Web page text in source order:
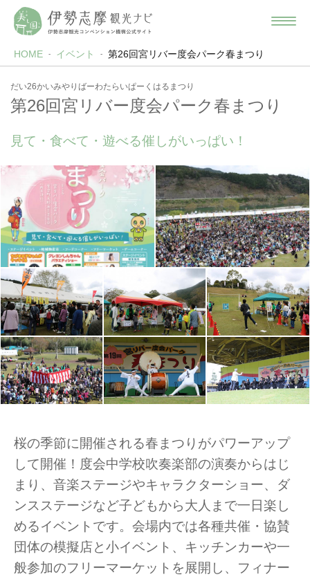
HOME イベント 第26回宮リバー度会パーク春まつり
だい26かいみやりばーわたらいぱーくはるまつり
第26回宮リバー度会パーク春まつり
見て・食べて・遊べる催しがいっぱい！
桜の季節に開催される春まつりがパワーアップ
して開催！度会中学校吹奏楽部の演奏からはじ
まり、音楽ステージやキャラクターショー、ダ
ンスステージなど子どもから大人まで一日楽し
めるイベントです。会場内では各種共催・協賛
団体の模擬店と小イベント、キッチンカーや一
般参加のフリーマーケットを展開し、フィナー